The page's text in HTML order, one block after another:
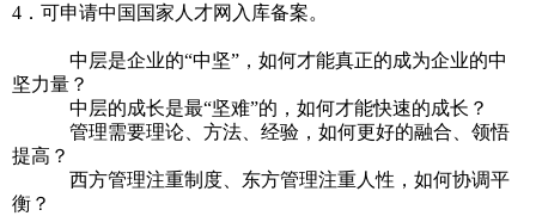
4．可申请中国国家人才网入库备案。
中层是企业的“中坚”，如何才能真正的成为企业的中
坚力量？
中层的成长是最“坚难”的，如何才能快速的成长？
管理需要理论、方法、经验，如何更好的融合、领悟
提高？
西方管理注重制度、东方管理注重人性，如何协调平
衡？